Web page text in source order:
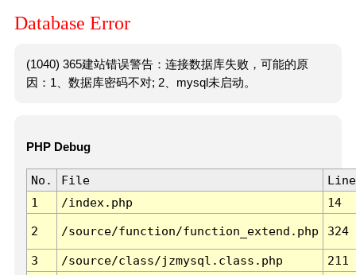
Database Error
(1040) 365建站错误警告：连接数据库失败，可能的原
因：1、数据库密码不对; 2、mysql未启动。
PHP Debug
No. File
Line
1
/index.php 14
2 /source/function/function_extend.php 324
3 /source/class/jzmysql.class.php
211